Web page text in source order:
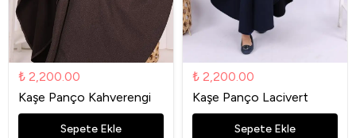
₺ 2,200.00
Kaşe Panço Kahverengi
Sepete Ekle
₺ 2,200.00
Kaşe Panço Lacivert
Sepete Ekle